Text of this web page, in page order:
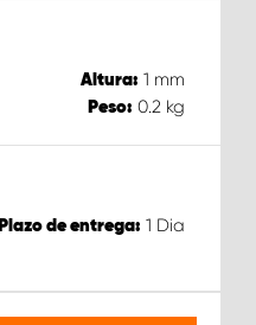
Altura: 1 mm
Peso: 0.2 kg
Plazo de entrega: 1 Dia